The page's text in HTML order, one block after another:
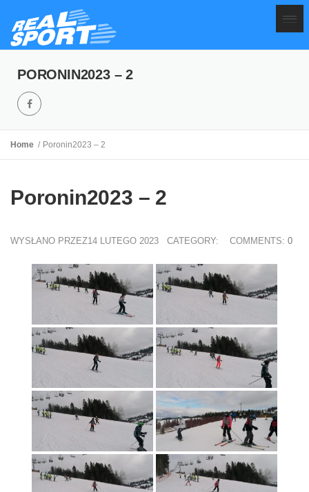
PORONIN2023 – 2
Home Poronin2023 – 2
Poronin2023 – 2
WYSŁANO PRZEZ14 LUTEGO 2023 CATEGORY: COMMENTS: 0